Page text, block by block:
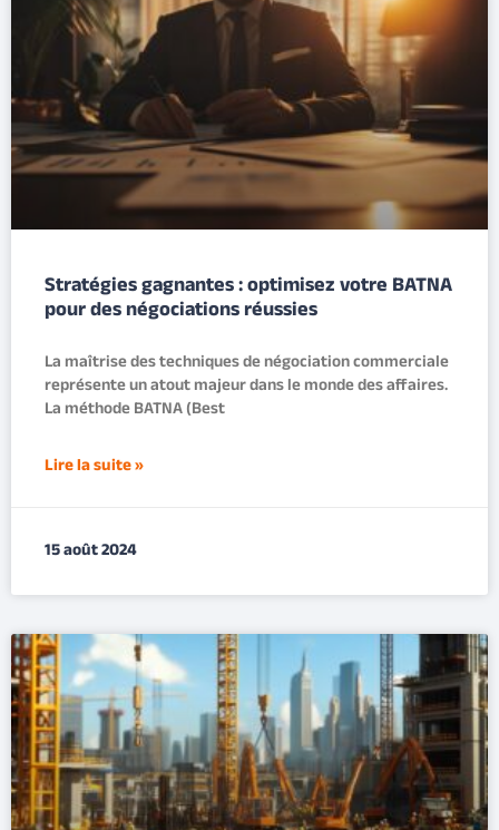
Stratégies gagnantes : optimisez votre BATNA
pour des négociations réussies
La maîtrise des techniques de négociation commerciale
représente un atout majeur dans le monde des affaires.
La méthode BATNA (Best
Lire la suite »
15 août 2024